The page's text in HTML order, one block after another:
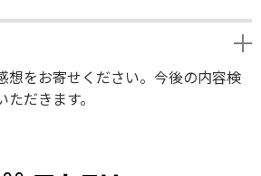
想をお寄せください。今後の内容検
だきます。